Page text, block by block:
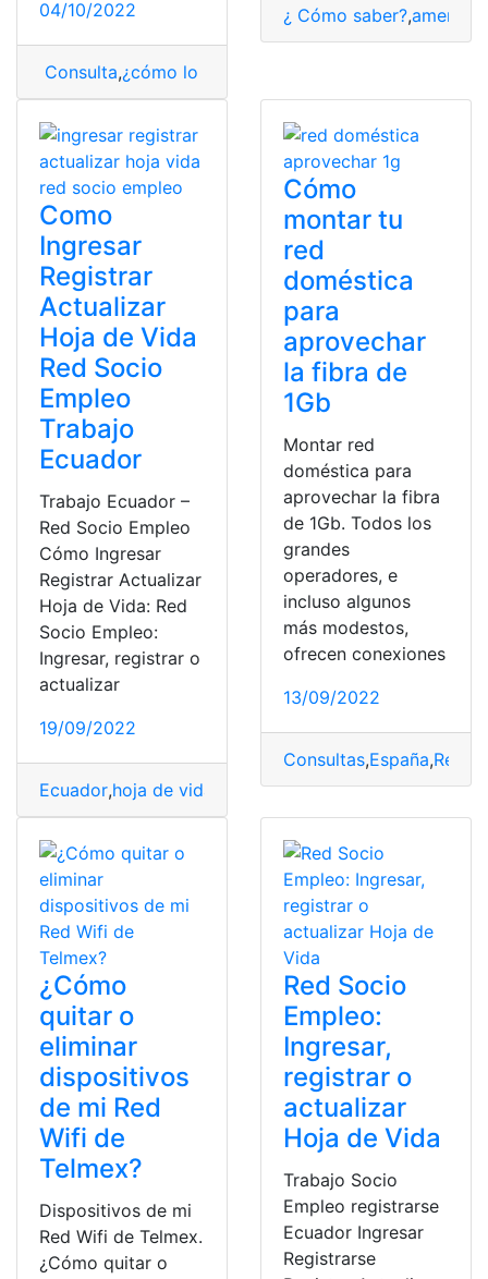
04/10/2022
Consulta,¿cómo lo hago?
¿ Cómo saber?,
Como
Ingresar
Registrar
Actualizar
Hoja de Vida
Red Socio
Empleo
Trabajo
Ecuador
Trabajo Ecuador –
Red Socio Empleo
Cómo Ingresar
Registrar Actualizar
Hoja de Vida: Red
Socio Empleo:
Ingresar, registrar o
actualizar
19/09/2022
Ecuador,hoja de vida Red Socio Empleo,Trabajo,
Cómo
montar tu
red
doméstica
para
aprovechar
la fibra de
1Gb
Montar red
doméstica para
aprovechar la fibra
de 1Gb. Todos los
grandes
operadores, e
incluso algunos
más modestos,
ofrecen conexiones
13/09/2022
Consultas,España,Red
¿Cómo
quitar o
eliminar
dispositivos
de mi Red
Wifi de
Telmex?
Dispositivos de mi
Red Wifi de Telmex.
¿Cómo quitar o
Red Socio
Empleo:
Ingresar,
registrar o
actualizar
Hoja de Vida
Trabajo Socio
Empleo registrarse
Ecuador Ingresar
Registrarse